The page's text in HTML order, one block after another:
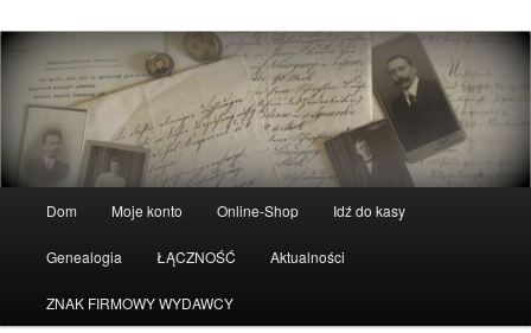
Dom Moje konto Online-Shop Idź do kasy
Genealogia ŁĄCZNOŚĆ Aktualności
ZNAK FIRMOWY WYDAWCY